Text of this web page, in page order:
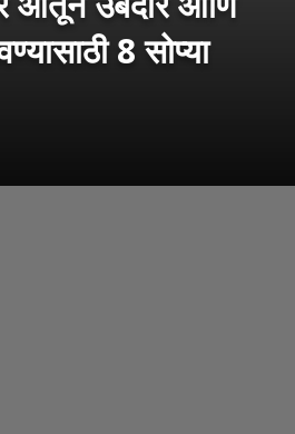
8 सोप्या